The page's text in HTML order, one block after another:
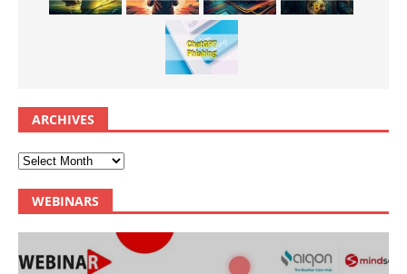
ARCHIVES
WEBINARS